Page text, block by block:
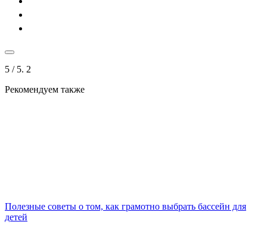
5 / 5. 2
Рекомендуем также
Полезные советы о том, как грамотно выбрать бассейн для
детей